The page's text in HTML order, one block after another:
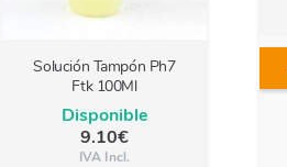
Solución Tampón Ph7
Ftk 100Ml
Disponible
9.10€
IVA Incl.